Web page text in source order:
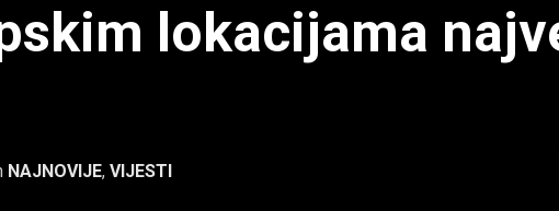
lokacijama
NAJNOVIJE, VIJESTI